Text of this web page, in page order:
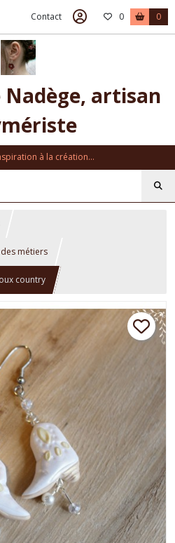
Contact 0 0
Nadège, artisan
à la création...
métiers
country